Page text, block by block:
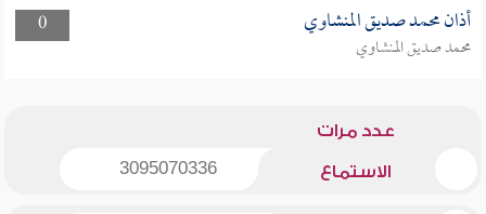
0
أذان محمد صديق المنشاوي
محمد صديق المنشاوي
عدد مرات
الاستماع 3095070336